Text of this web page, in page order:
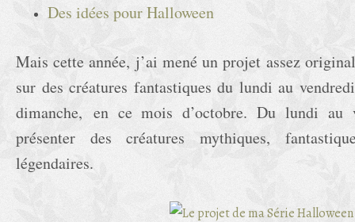
Des idées pour Halloween
Mais cette année, j’ai mené un projet assez
sur des créatures fantastiques du lundi au
dimanche, en ce mois d’octobre. Du lundi au
présenter des créatures mythiques,
légendaires.